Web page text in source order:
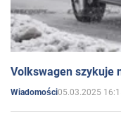
Volkswagen szykuje
Wiadomości05.03.2025